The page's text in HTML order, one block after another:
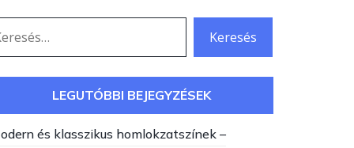
LEGUTÓBBI BEJEGYZÉSEK
és klasszikus homlokzatszínek –